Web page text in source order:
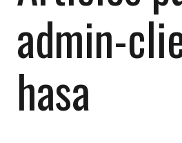
admin-
hasa